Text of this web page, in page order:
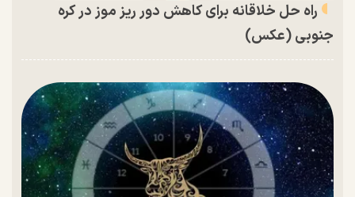
راه حل خلاقانه برای کاهش دور ریز موز در کره
جنوبی (عکس)